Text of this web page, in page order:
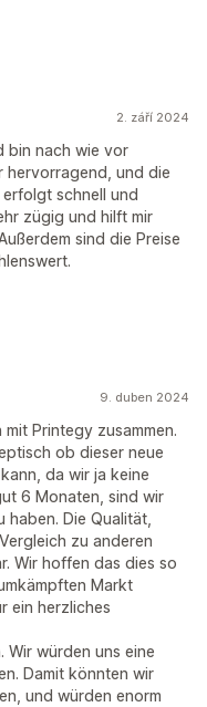
2. září 2024
bin nach wie vor
hervorragend, und die
schnell und
zügig und hilft mir
sind die Preise
9. duben 2024
Printegy zusammen.
ob dieser neue
da wir ja keine
6 Monaten, sind wir
Die Qualität,
zu anderen
Wir hoffen das dies so
Markt
ein herzliches
würden uns eine
Damit könnten wir
und würden enorm